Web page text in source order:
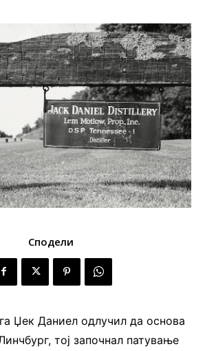
Сподели
Џек Даниел одлучил да основа
тој започнал патување